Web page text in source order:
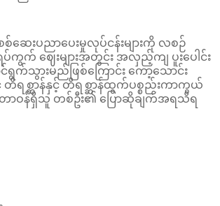
ဆေးပညာပေးမှုလုပ်ငန်းများကို လစဉ်
ကွက် ဈေးများအတွင်း အလှည့်ကျ ပူးပေါင်း
ရွက်သွားမည်ဖြစ်ကြောင်း ကော့သောင်း
တိရစ္ဆာန်နှင့် တိရစ္ဆာန်ထွက်ပစ္စည်းကာကွယ်
တာဝန်ရှိသူ တစ်ဦး၏ ပြောဆိုချက်အရသိရ